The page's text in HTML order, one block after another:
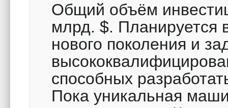
Общий объём
млрд. $. Планируется
нового поколения и
способных
Пока уникальная